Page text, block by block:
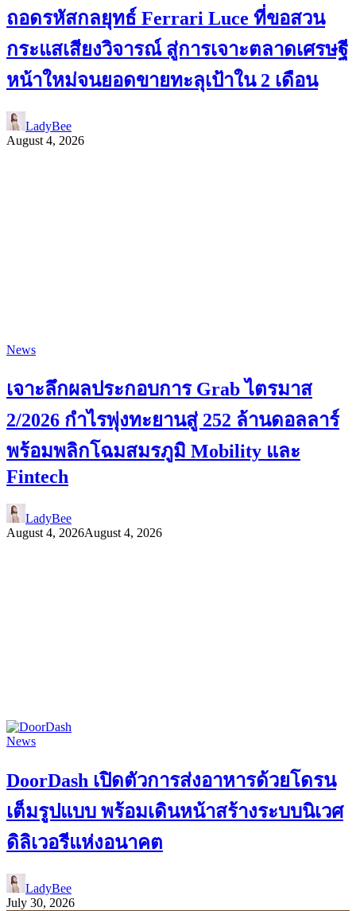
ถอดรหัสกลยุทธ์ Ferrari Luce ที่ขอสวน
กระแสเสียงวิจารณ์ สู่การเจาะตลาดเศรษฐี
หน้าใหม่จนยอดขายทะลุเป้าใน 2 เดือน
LadyBee
August 4, 2026
News
เจาะลึกผลประกอบการ Grab ไตรมาส
2/2026 กำไรพุ่งทะยานสู่ 252 ล้านดอลลาร์
พร้อมพลิกโฉมสมรภูมิ Mobility และ
Fintech
LadyBee
August 4, 2026August 4, 2026
News
DoorDash เปิดตัวการส่งอาหารด้วยโดรน
เต็มรูปแบบ พร้อมเดินหน้าสร้างระบบนิเวศ
ดิลิเวอรีแห่งอนาคต
LadyBee
July 30, 2026